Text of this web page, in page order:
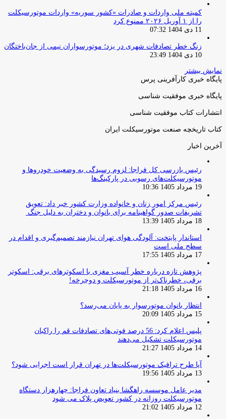
کمیته ملی واردات و صادرات «کشور سوریه» واردات موتورسیکلت
را از ۱ آوریل ۲۰۲۶ ممنوع کرد
11 دی 1404 07:32
زنگ خطر تصادفات شهری در یزد؛ موتورسواران نیمی از جان‌باختگان
10 دی 1404 23:49
نمایش بیشتر
پایگاه خبری کارآفرینی پرس
پایگاه خبری موفقیت شناسی
انتشارات کتاب موفقیت شناسی
کتاب تاریخچه صنعت موتورسیکلت ایران
آخرین اخبار
رئیس بازرسی کل فراجا: لزوم رسیدگی به وضعیت خودروها و
موتورسیکلت‌های رسوبی در پارکینگ‌ها
19 مرداد 1405 10:36
رئیس مرکز امور زنان و خانواده وزارت کشور خبر داد: تعویق
تشریفات صدور گواهینامه برای بانوان و دختران به دلیل جنگ
18 مرداد 1405 13:39
استاندار پایتخت: آلودگی هوای تهران نیازمند تصمیم‌گیری و اقدام در
سطح ملی است
17 مرداد 1405 17:55
پژوهش تازه درباره خطر آسیب مغزی با اسکوترهای برقی: اسکوتر
برقی، خطرناک‌تر از موتورسیکلت و دوچرخه!
16 مرداد 1405 21:18
انتظار بانوان موتورسوار به پایان می‌رسد؟
15 مرداد 1405 20:09
پلیس اعلام کرد: 56 درصد فوتی‌های تصادفات قم را راکبان
موتورسیکلت تشکیل می‌دهند
14 مرداد 1405 21:27
آیا طرح ترافیک موتورسیکلت‌ها در تهران قرار است اجرایی شود؟
13 مرداد 1405 19:56
مدیر عامل موسسه راهگشا بنیاد تعاون فراجا: چهارهزار دستگاه
موتورسیکلت روزانه در کشور تعویض پلاک می شود
12 مرداد 1405 21:02